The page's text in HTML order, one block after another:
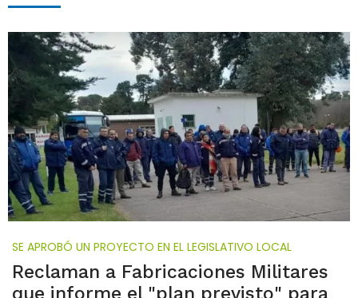
SE APROBÓ UN PROYECTO EN EL LEGISLATIVO LOCAL
Reclaman a Fabricaciones Militares
que informe el "plan previsto" para